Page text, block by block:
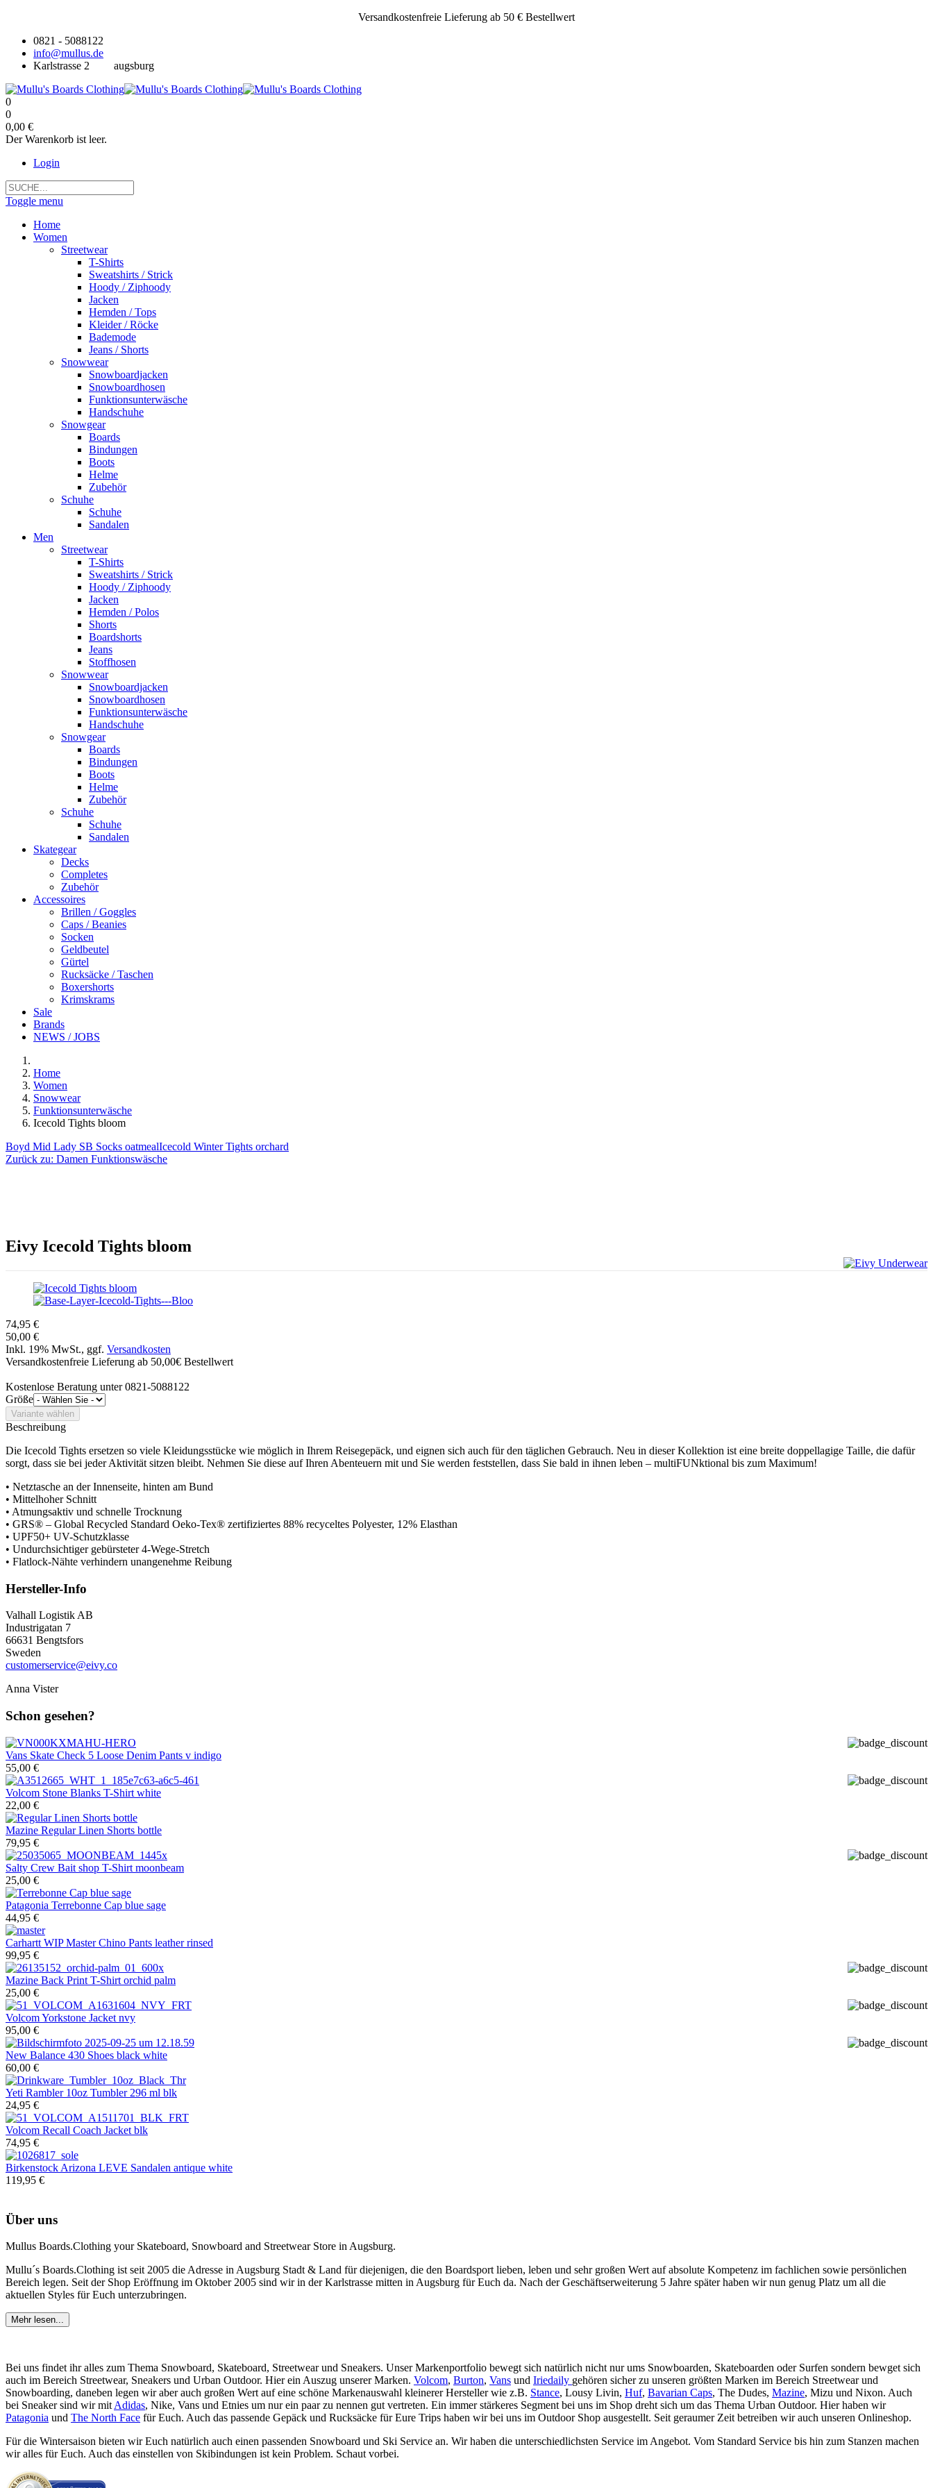
Versandkostenfreie Lieferung ab 50 € Bestellwert
0821 - 5088122
info@mullus.de
Karlstrasse 2
augsburg
0
0
0,00 €
Der Warenkorb ist leer.
Login
Toggle menu
Home
Women
Streetwear
T-Shirts
Sweatshirts / Strick
Hoody / Ziphoody
Jacken
Hemden / Tops
Kleider / Röcke
Bademode
Jeans / Shorts
Snowwear
Snowboardjacken
Snowboardhosen
Funktionsunterwäsche
Handschuhe
Snowgear
Boards
Bindungen
Boots
Helme
Zubehör
Schuhe
Schuhe
Sandalen
Men
Streetwear
T-Shirts
Sweatshirts / Strick
Hoody / Ziphoody
Jacken
Hemden / Polos
Shorts
Boardshorts
Jeans
Stoffhosen
Snowwear
Snowboardjacken
Snowboardhosen
Funktionsunterwäsche
Handschuhe
Snowgear
Boards
Bindungen
Boots
Helme
Zubehör
Schuhe
Schuhe
Sandalen
Skategear
Decks
Completes
Zubehör
Accessoires
Brillen / Goggles
Caps / Beanies
Socken
Geldbeutel
Gürtel
Rucksäcke / Taschen
Boxershorts
Krimskrams
Sale
Brands
NEWS / JOBS
Home
Women
Snowwear
Funktionsunterwäsche
Icecold Tights bloom
Boyd Mid Lady SB Socks oatmealIcecold Winter Tights orchard
Zurück zu: Damen Funktionswäsche
Eivy Icecold Tights bloom
74,95 €
50,00 €
Inkl. 19% MwSt., ggf. Versandkosten
Versandkostenfreie Lieferung ab 50,00€ Bestellwert
Kostenlose Beratung unter 0821-5088122
Größe
Beschreibung
Die Icecold Tights ersetzen so viele Kleidungsstücke wie möglich in Ihrem Reisegepäck, und eignen sich auch für den täglichen Gebrauch. Neu in dieser Kollektion ist eine breite doppellagige Taille, die dafür
sorgt, dass sie bei jeder Aktivität sitzen bleibt. Nehmen Sie diese auf Ihren Abenteuern mit und Sie werden feststellen, dass Sie bald in ihnen leben – multiFUNktional bis zum Maximum!
• Netztasche an der Innenseite, hinten am Bund
• Mittelhoher Schnitt
• Atmungsaktiv und schnelle Trocknung
• GRS® – Global Recycled Standard Oeko-Tex® zertifiziertes 88% recyceltes Polyester, 12% Elasthan
• UPF50+ UV-Schutzklasse
• Undurchsichtiger gebürsteter 4-Wege-Stretch
• Flatlock-Nähte verhindern unangenehme Reibung
Hersteller-Info
Valhall Logistik AB
Industrigatan 7
66631 Bengtsfors
Sweden
customerservice@eivy.co
Anna Vister
Schon gesehen?
Vans Skate Check 5 Loose Denim Pants v indigo
55,00 €
Volcom Stone Blanks T-Shirt white
22,00 €
Mazine Regular Linen Shorts bottle
79,95 €
Salty Crew Bait shop T-Shirt moonbeam
25,00 €
Patagonia Terrebonne Cap blue sage
44,95 €
Carhartt WIPMaster Chino Pants leather rinsed
99,95 €
Mazine Back Print T-Shirt orchid palm
25,00 €
VolcomYorkstone Jacket nvy
95,00 €
New Balance 430 Shoes black white
60,00 €
Yeti Rambler 10oz Tumbler 296 ml blk
24,95 €
Volcom Recall Coach Jacket blk
74,95 €
Birkenstock Arizona LEVE Sandalen antique white
119,95 €
Über uns
Mullus Boards.Clothing your Skateboard, Snowboard and Streetwear Store in Augsburg.
Mullu´s Boards.Clothing ist seit 2005 die Adresse in Augsburg Stadt & Land für diejenigen, die den Boardsport lieben, leben und sehr großen Wert auf absolute Kompetenz im fachlichen sowie persönlichen
Bereich legen. Seit der Shop Eröffnung im Oktober 2005 sind wir in der Karlstrasse mitten in Augsburg für Euch da. Nach der Geschäftserweiterung 5 Jahre später haben wir nun genug Platz um all die
aktuellen Styles für Euch unterzubringen.
Mehr lesen...
Bei uns findet ihr alles zum Thema Snowboard, Skateboard, Streetwear und Sneakers. Unser Markenportfolio bewegt sich natürlich nicht nur ums Snowboarden, Skateboarden oder Surfen sondern bewget sich
auch im Bereich Streetwear, Sneakers und Urban Outdoor. Hier ein Auszug unserer Marken. Volcom, Burton, Vans und Iriedaily gehören sicher zu unseren größten Marken im Bereich Streetwear und
Snowboarding, daneben legen wir aber auch großen Wert auf eine schöne Markenauswahl kleinerer Hersteller wie z.B. Stance, Lousy Livin, Huf, Bavarian Caps, The Dudes, Mazine, Mizu und Nixon. Auch
bei Sneaker sind wir mit Adidas, Nike, Vans und Etnies um nur ein paar zu nennen gut vertreten. Ein immer stärkeres Segment bei uns im Shop dreht sich um das Thema Urban Outdoor. Hier haben wir
Patagonia und The North Face für Euch. Auch das passende Gepäck und Rucksäcke für Eure Trips haben wir bei uns im Outdoor Shop ausgestellt. Seit geraumer Zeit betreiben wir auch unseren Onlineshop.
Für die Wintersaison bieten wir Euch natürlich auch einen passenden Snowboard und Ski Service an. Wir haben die unterschiedlichsten Service im Angebot. Vom Standard Service bis hin zum Stanzen machen
wir alles für Euch. Auch das einstellen von Skibindungen ist kein Problem. Schaut vorbei.